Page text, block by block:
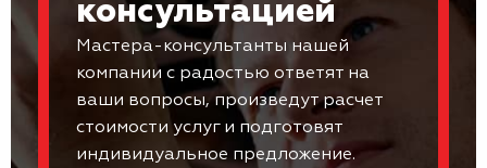
консультацией
Мастера-консультанты нашей
компании с радостью ответят на
ваши вопросы, произведут расчет
стоимости услуг и подготовят
индивидуальное предложение.